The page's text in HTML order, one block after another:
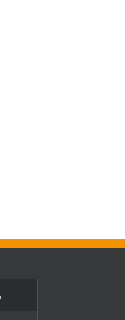
Comentarios